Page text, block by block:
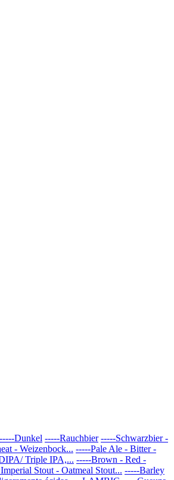
-----Dunkel -----Rauchbier -----Schwarzbier -
- Weizenbock... -----Pale Ale - Bitter -
Triple IPA,... -----Brown - Red -
Stout - Oatmeal Stout... -----Barley